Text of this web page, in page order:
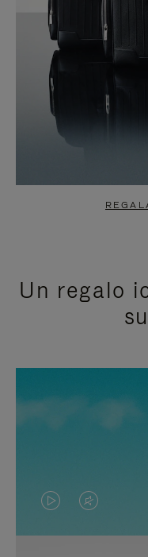
Un regalo
EL
VÍDEO
EL